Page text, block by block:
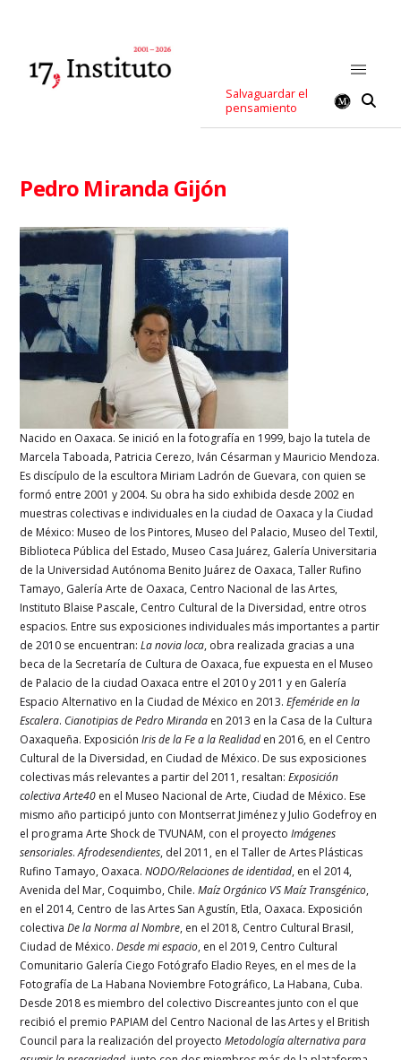
Salvaguardar el
pensamiento
Pedro Miranda Gijón
Nacido en Oaxaca. Se inició en la fotografía en 1999, bajo la tutela de
Marcela Taboada, Patricia Cerezo, Iván Césarman y Mauricio Mendoza.
Es discípulo de la escultora Miriam Ladrón de Guevara, con quien se
formó entre 2001 y 2004. Su obra ha sido exhibida desde 2002 en
muestras colectivas e individuales en la ciudad de Oaxaca y la Ciudad
de México: Museo de los Pintores, Museo del Palacio, Museo del Textil,
Biblioteca Pública del Estado, Museo Casa Juárez, Galería Universitaria
de la Universidad Autónoma Benito Juárez de Oaxaca, Taller Rufino
Tamayo, Galería Arte de Oaxaca, Centro Nacional de las Artes,
Instituto Blaise Pascale, Centro Cultural de la Diversidad, entre otros
espacios. Entre sus exposiciones individuales más importantes a partir
de 2010 se encuentran:La novia loca, obra realizada gracias a una
beca de la Secretaría de Cultura de Oaxaca, fue expuesta en el Museo
de Palacio de la ciudad Oaxaca entre el 2010 y 2011 y en Galería
Espacio Alternativo en la Ciudad de México en 2013.Efeméride en la
Escalera. Cianotipias de Pedro Miranda en 2013 en la Casa de la Cultura
Oaxaqueña. ExposiciónIris de la Fe a la Realidad en 2016, en el Centro
Cultural de la Diversidad, en Ciudad de México. De sus exposiciones
colectivas más relevantes a partir del 2011, resaltan:Exposición
colectiva Arte40 en el Museo Nacional de Arte, Ciudad de México. Ese
mismo año participó junto con Montserrat Jiménez y Julio Godefroy en
el programa Arte Shock de TVUNAM, con el proyectoImágenes
sensoriales.Afrodesendientes, del 2011, en el Taller de Artes Plásticas
Rufino Tamayo, Oaxaca.NODO/Relaciones de identidad, en el 2014,
Avenida del Mar, Coquimbo, Chile.Maíz Orgánico VS Maíz Transgénico,
en el 2014, Centro de las Artes San Agustín, Etla, Oaxaca. Exposición
colectivaDe la Norma al Nombre, en el 2018, Centro Cultural Brasil,
Ciudad de México.Desde mi espacio, en el 2019, Centro Cultural
Comunitario Galería Ciego Fotógrafo Eladio Reyes, en el mes de la
Fotografía de La Habana Noviembre Fotográfico, La Habana, Cuba.
Desde 2018 es miembro del colectivo Discreantes junto con el que
recibió el premio PAPIAM del Centro Nacional de las Artes y el British
Council para la realización del proyectoMetodología alternativa para